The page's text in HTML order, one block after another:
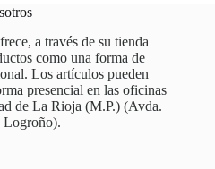
a través de su tienda
como una forma de
Los artículos pueden
presencial en las oficinas
de La Rioja (M.P.) (Avda.
Logroño).